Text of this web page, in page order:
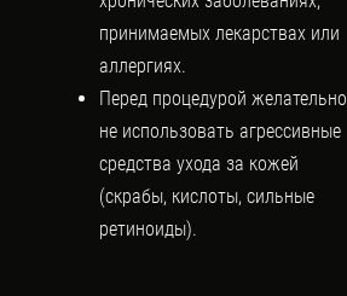
принимаемых лекарствах или
аллергиях.
Перед процедурой желательно
не использовать агрессивные
средства ухода за кожей
(скрабы, кислоты, сильные
ретиноиды).